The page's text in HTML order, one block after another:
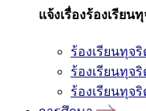
แจ้งเรื่องร้องเรียน
ร้องเรียนทุจ
ร้องเรียนทุจ
ร้องเรียนทุจ